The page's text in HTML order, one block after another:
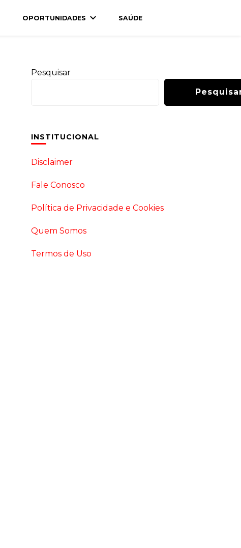
OPORTUNIDADES SAÚDE
Pesquisar
INSTITUCIONAL
Disclaimer
Fale Conosco
Política de Privacidade e Cookies
Quem Somos
Termos de Uso